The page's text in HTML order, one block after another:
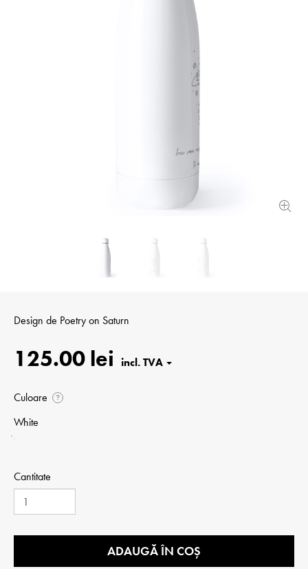
Design de Poetry on Saturn
125.00 lei
Culoare ?
White
Cantitate
ADAUGĂ ÎN COȘ